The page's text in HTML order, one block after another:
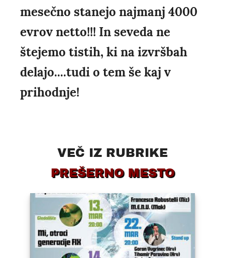
mesečno stanejo najmanj 4000
evrov netto!!! In seveda ne
štejemo tistih, ki na izvršbah
delajo....tudi o tem še kaj v
prihodnje!
VEČ IZ RUBRIKE
PREŠERNO MESTO